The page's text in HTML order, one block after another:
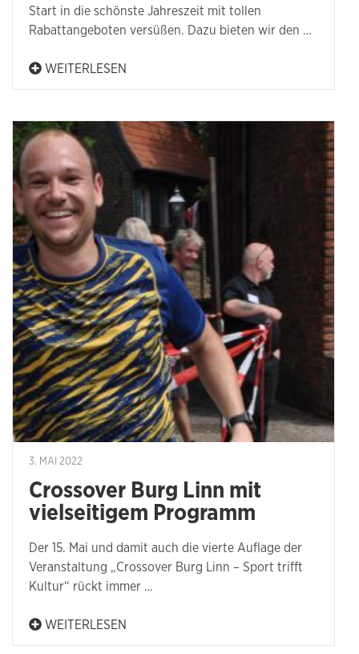
Start in die schönste Jahreszeit mit tollen
Rabattangeboten versüßen. Dazu bieten wir den …
WEITERLESEN
3. MAI 2022
Crossover Burg Linn mit
vielseitigem Programm
Der 15. Mai und damit auch die vierte Auflage der
Veranstaltung „Crossover Burg Linn – Sport trifft
Kultur“ rückt immer …
WEITERLESEN